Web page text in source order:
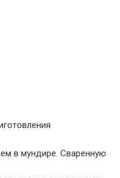
в мундире. Сваренную